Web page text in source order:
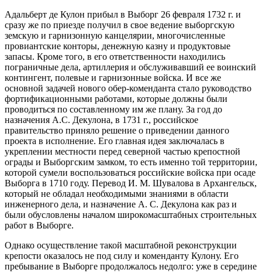
Адальберт де Кулон прибыл в Выборг 26 февраля 1732 г. и
сразу же по приезде получил в свое ведение выборгскую
земскую и гарнизонную канцелярии, многочисленные
провиантские конторы, денежную казну и продуктовые
запасы. Кроме того, в его ответственности находились
пограничные дела, артиллерия и обслуживавший ее воинский
контингент, полевые и гарнизонные войска. И все же
основной задачей нового обер-коменданта стало руководство
фортификационными работами, которые должны были
проводиться по составленному им же плану. За год до
назначения А.С. Декулона, в 1731 г., российское
правительство приняло решение о приведении данного
проекта в исполнение. Его главная идея заключалась в
укреплении местности перед северной частью крепостной
ограды и Выборгским замком, то есть именно той территории,
которой сумели воспользоваться российские войска при осаде
Выборга в 1710 году. Перевод И. М. Шувалова в Архангельск,
который не обладал необходимыми знаниями в области
инженерного дела, и назначение А. С. Декулона как раз и
были обусловлены началом широкомасштабных строительных
работ в Выборге.
Однако осуществление такой масштабной реконструкции
крепости оказалось не под силу и коменданту Кулону. Его
пребывание в Выборге продолжалось недолго: уже в середине